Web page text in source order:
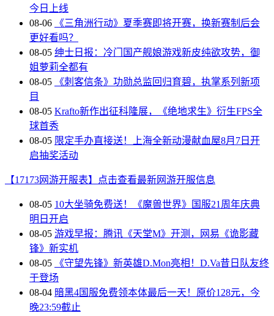
今日上线
08-06
《三角洲行动》夏季赛即将开赛，换新赛制后会
更好看吗？
08-05 绅士日报：冷门国产舰娘游戏新皮纯欲攻势，御
姐萝莉全都有
08-05
《刺客信条》功勋总监回归育碧，执掌系列新项
目
08-05 Krafto新作出征科隆展，《绝地求生》衍生FPS全
球首秀
08-05 限定手办直接送！上海全新动漫献血屋8月7日开
启抽奖活动
【17173网游开服表】点击查看最新网游开服信息
08-05 10大坐骑免费送！《魔兽世界》国服21周年庆典
明日开启
08-05 游戏早报：腾讯《天堂M》开测，网易《诡影藏
锋》新实机
08-05
《守望先锋》新英雄D.Mon亮相！D.Va昔日队友终
于登场
08-04 暗黑4国服免费领本体最后一天！原价128元，今
晚23:59截止